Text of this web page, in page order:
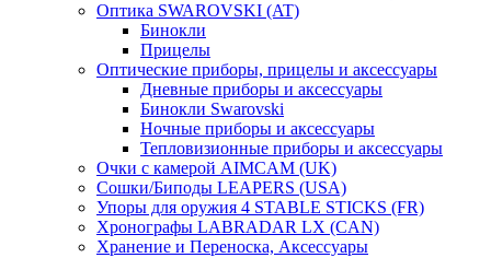
Оптика SWAROVSKI (AT)
Бинокли
Прицелы
Оптические приборы, прицелы и аксессуары
Дневные приборы и аксессуары
Бинокли Swarovski
Ночные приборы и аксессуары
Тепловизионные приборы и аксессуары
Очки с камерой AIMCAM (UK)
Сошки/Биподы LEAPERS (USA)
Упоры для оружия 4 STABLE STICKS (FR)
Хронографы LABRADAR LX (CAN)
Хранение и Переноска, Аксессуары